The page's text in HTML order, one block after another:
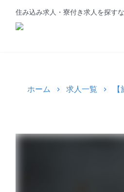
住み込み求人・寮付き求人を探す
ホーム 求人一覧